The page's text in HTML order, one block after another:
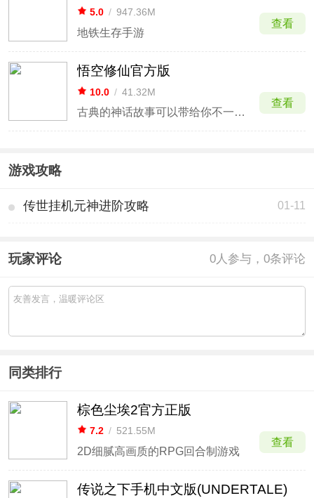
5.0 / 947.36M
地铁生存手游
查看
悟空修仙官方版
10.0 / 41.32M
古典的神话故事可以带给你不一样的感受
查看
游戏攻略
传世挂机元神进阶攻略 01-11
玩家评论 0人参与，0条评论
同类排行
棕色尘埃2官方正版
7.2 / 521.55M
2D细腻高画质的RPG回合制游戏
查看
传说之下手机中文版(UNDERTALE)